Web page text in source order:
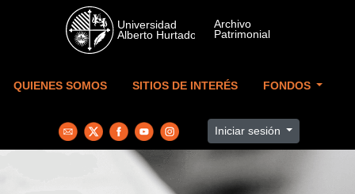
Skip to main content
QUIENES SOMOS SITIOS DE INTERÉS FONDOS
Iniciar sesión